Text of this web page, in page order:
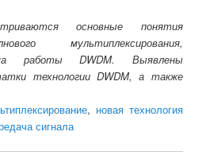
основные понятия
мультиплексирования,
работы DWDM. Выявлены
технологии DWDM, а также
, новая технология
сигнала